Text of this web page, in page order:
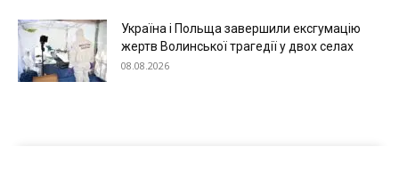
Меню
Україна і Польща завершили ексгумацію
жертв Волинської трагедії у двох селах
08.08.2026